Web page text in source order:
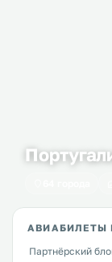
АВИАБИЛЕТЫ
Партнёрский